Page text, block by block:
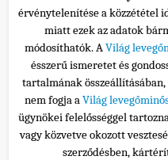
érvénytelenítése a közzététel
miatt ezek az adatok
módosíthatók. AVilág
ésszerű ismeretet és
tartalmának
nem fogja aVilág
ügynökei felelősséggel
vagy közvetve okozott
szerződésben,